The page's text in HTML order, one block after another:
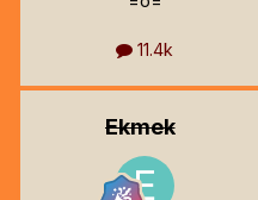
11.4k
Ekmek